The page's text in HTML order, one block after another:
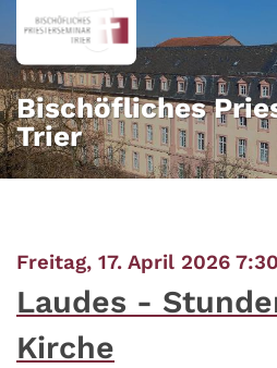
Zum Inhalt springen
Bischöfliches
Trier
Freitag, 17. April 2026
Laudes -
Kirche